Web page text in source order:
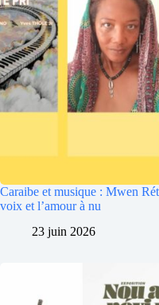
Caraibe et musique : Mwen
voix et l’amour à nu
23 juin 2026